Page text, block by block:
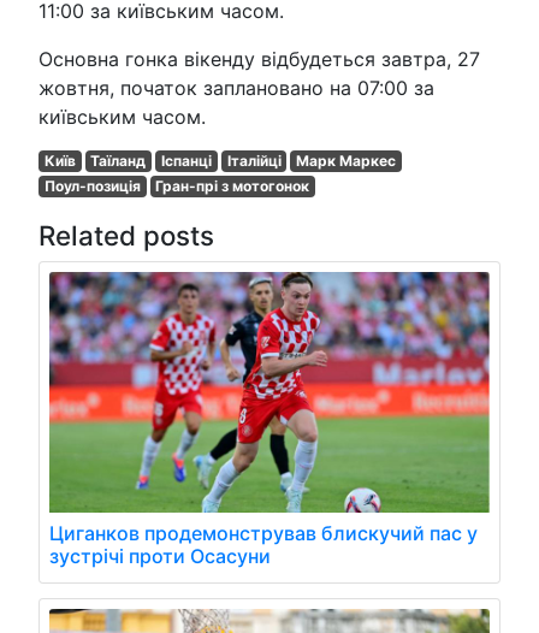
11:00 за київським часом.
Основна гонка вікенду відбудеться завтра, 27
жовтня, початок заплановано на 07:00 за
київським часом.
Київ Таїланд Іспанці Італійці
Марк Маркес
Поул-позиція
Гран-прі з мотогонок
Related posts
Циганков продемонстрував блискучий пас у
зустрічі проти Осасуни